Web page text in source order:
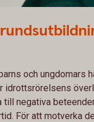
och ungdomars
idrottsrörelsens
till negativa
För att motverka